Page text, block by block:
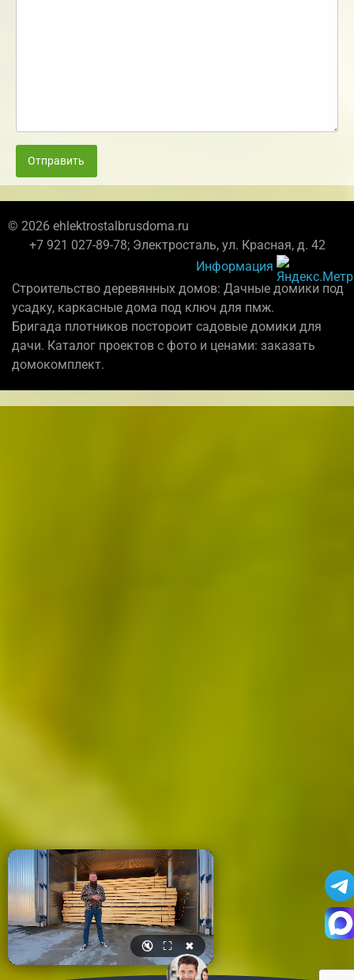
Отправить
© 2026 ehlektrostalbrusdoma.ru
+7 921 027-89-78; Электросталь, ул. Красная, д. 42
Информация
Строительство деревянных домов: Дачные домики под
усадку, каркасные дома под ключ для пмж.
Бригада плотников постороит садовые домики для
дачи. Каталог проектов с фото и ценами: заказать
домокомплект.
🔇 ⛶ ✖